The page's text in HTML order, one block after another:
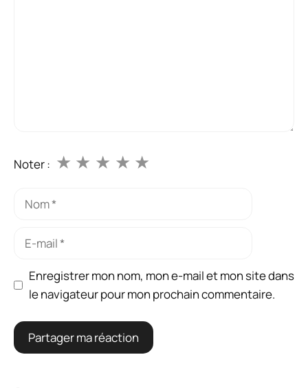
Noter : ★
★
★
★
★
Nom
Enregistrer mon nom, mon e-mail et mon site dans
le navigateur pour mon prochain commentaire.